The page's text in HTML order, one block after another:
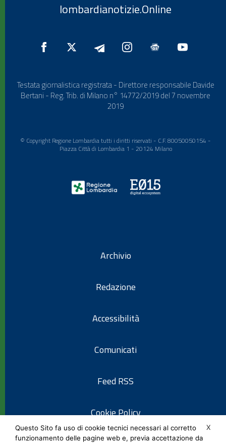
lombardianotizie.Online
Testata giornalistica registrata - Direttore responsabile Davide
Bertani - Reg. Trib. di Milano n° 14772/2019 del 7 novembre
2019
© Copyright Regione Lombardia tutti i diritti riservati - C.F. 80050050154 -
Piazza Città di Lombardia 1 - 20124 Milano
Archivio
Redazione
Accessibilità
Comunicati
Feed RSS
Cookie Policy
X
Questo Sito fa uso di cookie tecnici necessari al corretto
funzionamento delle pagine web e, previa accettazione da